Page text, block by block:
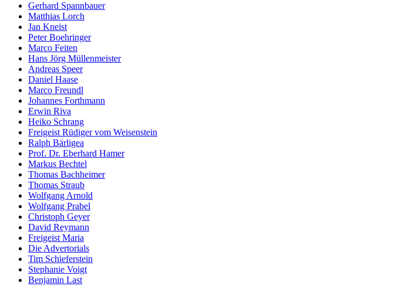
Gerhard Spannbauer
Matthias Lorch
Jan Kneist
Peter Boehringer
Marco Feiten
Hans Jörg Müllenmeister
Andreas Speer
Daniel Haase
Marco Freundl
Johannes Forthmann
Erwin Riva
Heiko Schrang
Freigeist Rüdiger vom Weisenstein
Ralph Bärligea
Prof. Dr. Eberhard Hamer
Markus Bechtel
Thomas Bachheimer
Thomas Straub
Wolfgang Arnold
Wolfgang Prabel
Christoph Geyer
David Reymann
Freigeist Maria
Die Advertorials
Tim Schieferstein
Stephanie Voigt
Benjamin Last